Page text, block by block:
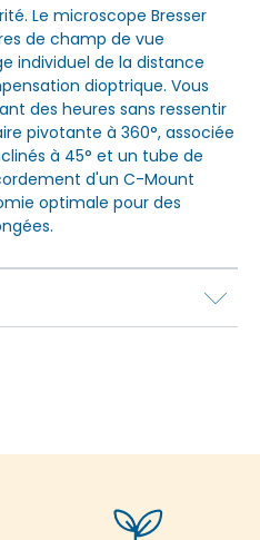
Le microscope Bresser
de champ de vue
individuel de la distance
dioptrique. Vous
des heures sans ressentir
pivotante à 360°, associée
à 45° et un tube de
d'un C-Mount
optimale pour des